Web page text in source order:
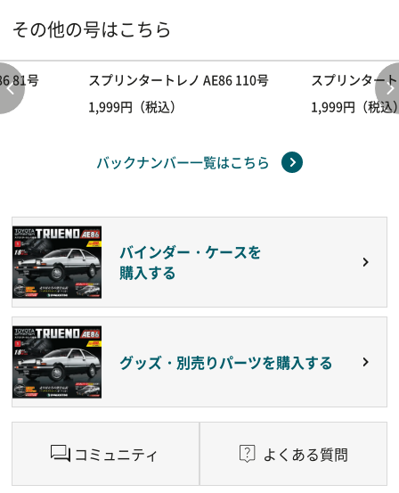
その他の号はこちら
81号
スプリンタートレノ AE86 110号
1,999円（税込）
スプリンター
1,999円（税込
バックナンバー一覧はこちら
バインダー・ケースを
購入する
グッズ・別売りパーツを購入する
コミュニティ よくある質問